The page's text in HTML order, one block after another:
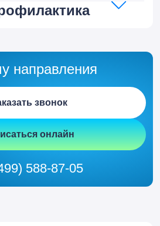
направления
звонок
онлайн
588-87-05